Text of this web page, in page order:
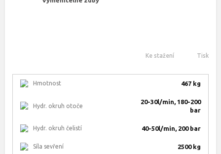
Ke stažení Tisk
Hmotnost 467 kg
Hydr. okruh otoče
20-30l/min, 180-200
bar
Hydr. okruh čelistí 40-50l/min, 200 bar
Síla sevření 2500 kg